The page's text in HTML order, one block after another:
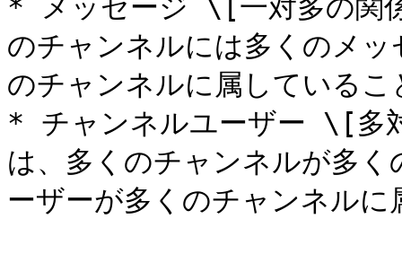
* メッセージ \[一対多の関
のチャンネルには多くのメ
のチャンネルに属している
* チャンネルユーザー \[多
は、多くのチャンネルが多
ーザーが多くのチャンネル